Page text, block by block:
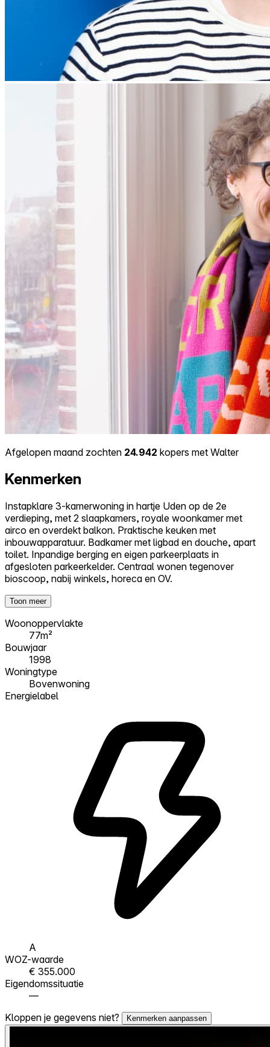
Afgelopen maand zochten 24.942 kopers met Walter
Kenmerken
Instapklare 3-kamerwoning in hartje Uden op de 2e
verdieping, met 2 slaapkamers, royale woonkamer met
airco en overdekt balkon. Praktische keuken met
inbouwapparatuur. Badkamer met ligbad en douche, apart
toilet. Inpandige berging en eigen parkeerplaats in
afgesloten parkeerkelder. Centraal wonen tegenover
bioscoop, nabij winkels, horeca en OV.
Toon meer
Woonoppervlakte
77m²
Bouwjaar
1998
Woningtype
Bovenwoning
Energielabel
A
WOZ-waarde
€ 355.000
Eigendomssituatie
—
Kloppen je gegevens niet?
Kenmerken aanpassen